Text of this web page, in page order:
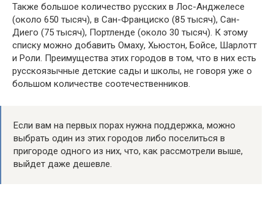
Также большое количество русских в Лос-Анджелесе
(около 650 тысяч), в Сан-Франциско (85 тысяч), Сан-
Диего (75 тысяч), Портленде (около 30 тысяч). К этому
списку можно добавить Омаху, Хьюстон, Бойсе, Шарлотт
и Роли. Преимущества этих городов в том, что в них есть
русскоязычные детские сады и школы, не говоря уже о
большом количестве соотечественников.
Если вам на первых порах нужна поддержка, можно
выбрать один из этих городов либо поселиться в
пригороде одного из них, что, как рассмотрели выше,
выйдет даже дешевле.